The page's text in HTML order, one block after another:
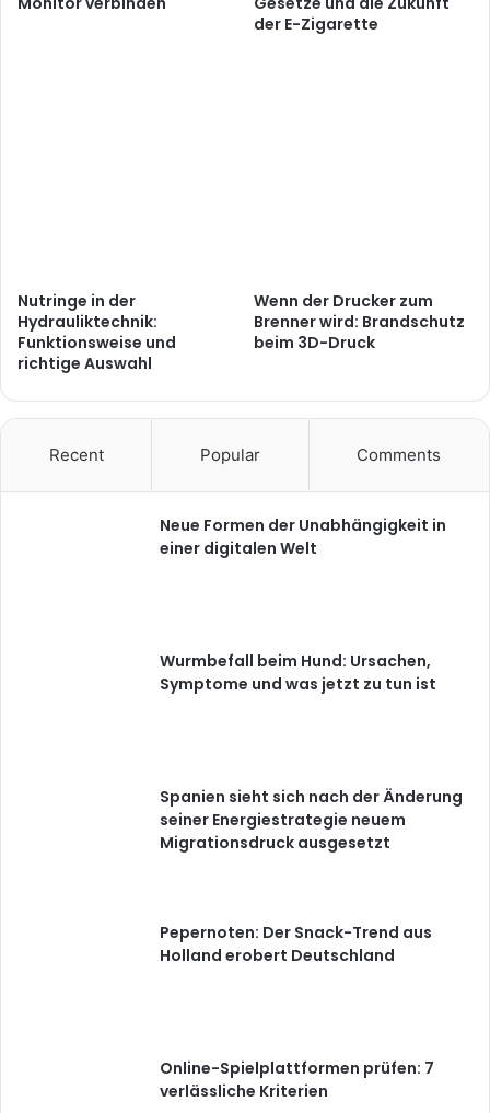
der E-Zigarette
Nutringe in der
Hydrauliktechnik:
Funktionsweise und
richtige Auswahl
Wenn der Drucker zum
Brenner wird: Brandschutz
beim 3D-Druck
Recent Popular Comments
Neue Formen der Unabhängigkeit in
einer digitalen Welt
Wurmbefall beim Hund: Ursachen,
Symptome und was jetzt zu tun ist
Spanien sieht sich nach der Änderung
seiner Energiestrategie neuem
Migrationsdruck ausgesetzt
Pepernoten: Der Snack-Trend aus
Holland erobert Deutschland
Online-Spielplattformen prüfen: 7
verlässliche Kriterien